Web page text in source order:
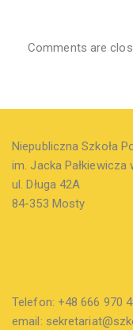
Comments are
Niepubliczna Szkoła
im. Jacka Pałkiewicza
ul. Długa 42A
84-353 Mosty
Telefon: +48 666 970
email: